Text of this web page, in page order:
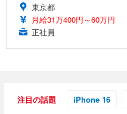
東京都
月給31万400円～60万円
正社員
注目の話題 iPhone 16